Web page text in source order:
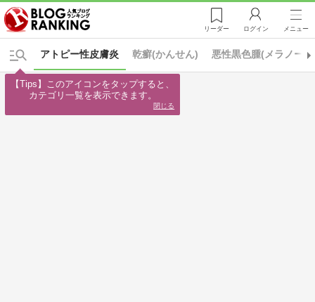
リーダー ログイン メニュー
アトピー性皮膚炎 乾癬(かんせん) 悪性黒色腫(メラノー
【Tips】このアイコンをタップすると、
カテゴリ一覧を表示できます。
閉じる